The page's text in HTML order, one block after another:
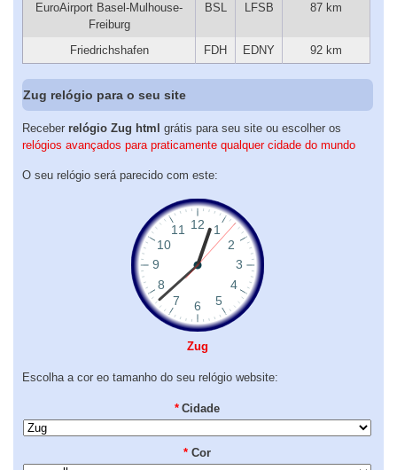
EuroAirport Basel-Mulhouse-
Freiburg
BSL LFSB 87 km
Friedrichshafen FDH EDNY 92 km
Zug relógio para o seu site
Receber relógio Zug html grátis para seu site ou escolher os
relógios avançados para praticamente qualquer cidade do mundo
O seu relógio será parecido com este:
Zug
Escolha a cor eo tamanho do seu relógio website:
* Cidade
* Cor